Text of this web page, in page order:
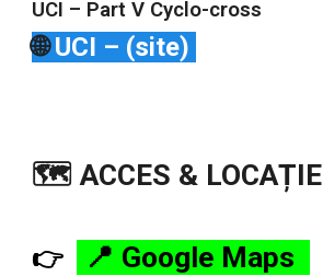
UCI – Part V Cyclo-cross
🌐UCI – (site)
🗺️ ACCES & LOCAȚIE
👉 📍 Google Maps